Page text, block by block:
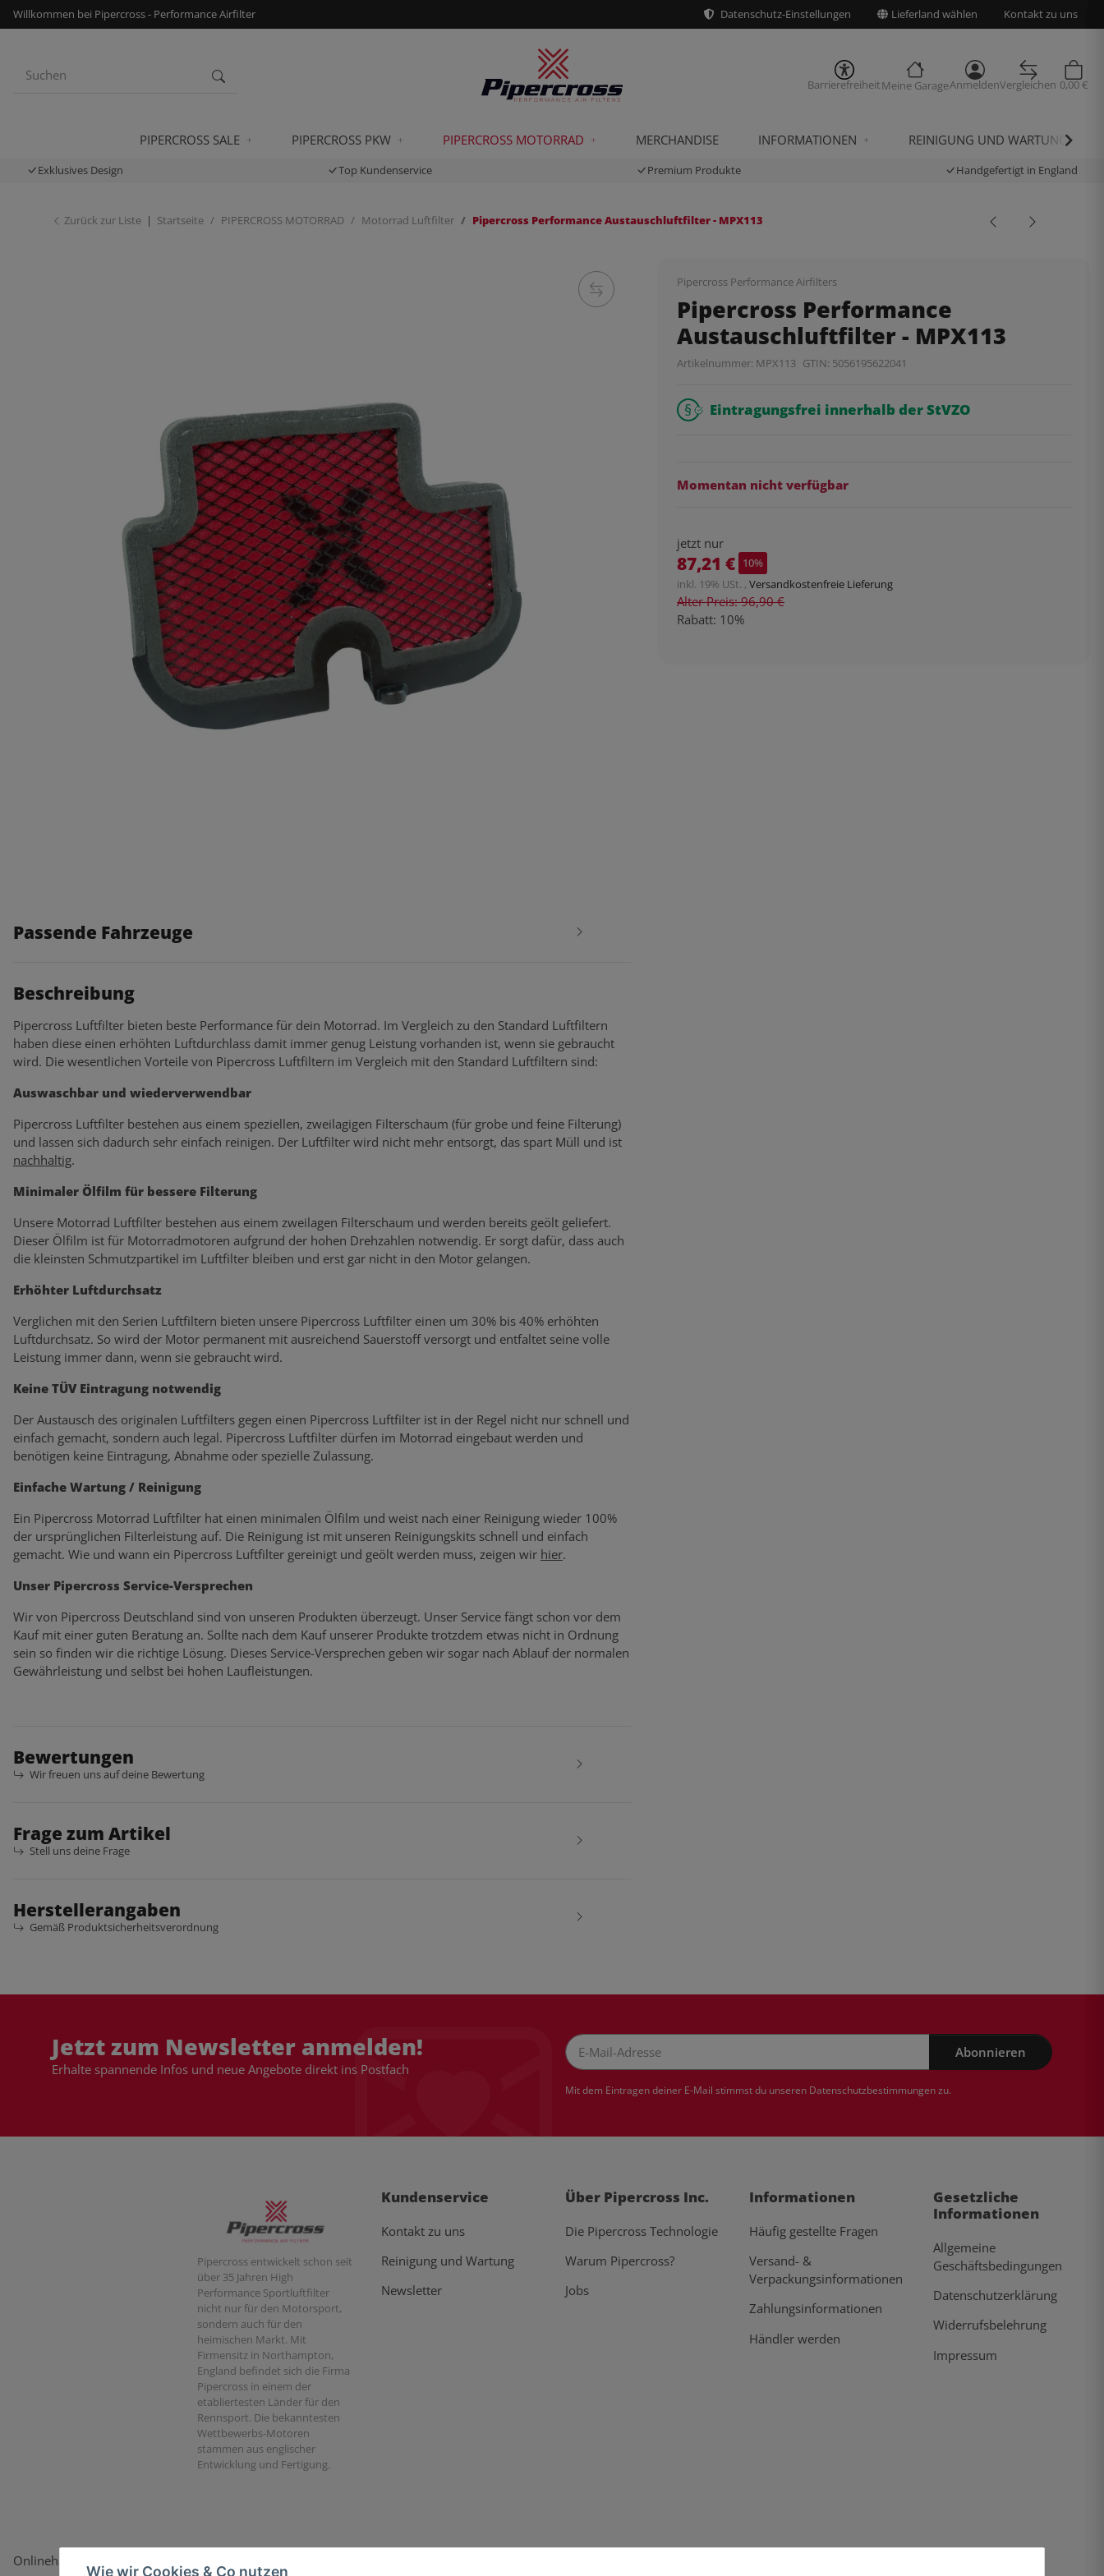
Wie wir Cookies & Co nutzen
Willkommen bei Pipercross - Performance Airfilter Datenschutz-Einstellungen Lieferland wählen Kontakt zu uns
BarrierefreiheitMeine GarageAnmeldenVergleichen 0,00 €
PIPERCROSS SALE PIPERCROSS PKW PIPERCROSS MOTORRAD MERCHANDISE INFORMATIONEN REINIGUNG UND WARTUNG
Exklusives Design Top Kundenservice Premium Produkte Handgefertigt in England
Zurück zur Liste Startseite PIPERCROSS MOTORRAD Motorrad Luftfilter Pipercross Performance Austauschluftfilter - MPX113
Pipercross Performance Airfilters
Pipercross Performance
Austauschluftfilter - MPX113
Artikelnummer: MPX113 GTIN: 5056195622041
Eintragungsfrei innerhalb der StVZO
Momentan nicht verfügbar
jetzt nur
87,21 € 10%
inkl. 19% USt. , Versandkostenfreie Lieferung
Alter Preis: 96,90 €
Rabatt: 10%
Passende Fahrzeuge
Beschreibung
Pipercross Luftfilter bieten beste Performance für dein Motorrad. Im Vergleich zu den Standard Luftfiltern
haben diese einen erhöhten Luftdurchlass damit immer genug Leistung vorhanden ist, wenn sie gebraucht
wird. Die wesentlichen Vorteile von Pipercross Luftfiltern im Vergleich mit den Standard Luftfiltern sind:
Auswaschbar und wiederverwendbar
Pipercross Luftfilter bestehen aus einem speziellen, zweilagigen Filterschaum (für grobe und feine Filterung)
und lassen sich dadurch sehr einfach reinigen. Der Luftfilter wird nicht mehr entsorgt, das spart Müll und ist
nachhaltig.
Minimaler Ölfilm für bessere Filterung
Unsere Motorrad Luftfilter bestehen aus einem zweilagen Filterschaum und werden bereits geölt geliefert.
Dieser Ölfilm ist für Motorradmotoren aufgrund der hohen Drehzahlen notwendig. Er sorgt dafür, dass auch
die kleinsten Schmutzpartikel im Luftfilter bleiben und erst gar nicht in den Motor gelangen.
Erhöhter Luftdurchsatz
Verglichen mit den Serien Luftfiltern bieten unsere Pipercross Luftfilter einen um 30% bis 40% erhöhten
Luftdurchsatz. So wird der Motor permanent mit ausreichend Sauerstoff versorgt und entfaltet seine volle
Leistung immer dann, wenn sie gebraucht wird.
Keine TÜV Eintragung notwendig
Der Austausch des originalen Luftfilters gegen einen Pipercross Luftfilter ist in der Regel nicht nur schnell und
einfach gemacht, sondern auch legal. Pipercross Luftfilter dürfen im Motorrad eingebaut werden und
benötigen keine Eintragung, Abnahme oder spezielle Zulassung.
Einfache Wartung / Reinigung
Ein Pipercross Motorrad Luftfilter hat einen minimalen Ölfilm und weist nach einer Reinigung wieder 100%
der ursprünglichen Filterleistung auf. Die Reinigung ist mit unseren Reinigungskits schnell und einfach
gemacht. Wie und wann ein Pipercross Luftfilter gereinigt und geölt werden muss, zeigen wir hier.
Unser Pipercross Service-Versprechen
Wir von Pipercross Deutschland sind von unseren Produkten überzeugt. Unser Service fängt schon vor dem
Kauf mit einer guten Beratung an. Sollte nach dem Kauf unserer Produkte trotzdem etwas nicht in Ordnung
sein so finden wir die richtige Lösung. Dieses Service-Versprechen geben wir sogar nach Ablauf der normalen
Gewährleistung und selbst bei hohen Laufleistungen.
Bewertungen
Wir freuen uns auf deine Bewertung
Frage zum Artikel
Stell uns deine Frage
Herstellerangaben
Gemäß Produktsicherheitsverordnung
Jetzt zum Newsletter anmelden!
Erhalte spannende Infos und neue Angebote direkt ins Postfach
Abonnieren
Mit dem Eintragen deiner E-Mail stimmst du unseren Datenschutzbestimmungenzu.
Pipercross entwickelt schon seit
über 35 Jahren High
Performance Sportluftfilter
nicht nur für den Motorsport,
sondern auch für den
heimischen Markt. Mit
Firmensitz in Northampton,
England befindet sich die Firma
Pipercross in einem der
etabliertesten Länder für den
Rennsport. Die bekanntesten
Wettbewerbs-Motoren
stammen aus englischer
Entwicklung und Fertigung.
Kundenservice
Kontakt zu uns
Reinigung und Wartung
Newsletter
Über Pipercross Inc.
Die Pipercross Technologie
Warum Pipercross?
Jobs
Informationen
Häufig gestellte Fragen
Versand- &
Verpackungsinformationen
Zahlungsinformationen
Händler werden
Gesetzliche
Informationen
Allgemeine
Geschäftsbedingungen
Datenschutzerklärung
Widerrufsbelehrung
Impressum
Onlinehandel basiert auf Vertrauen: